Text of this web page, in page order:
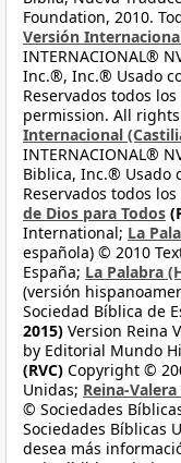
Foundation, 2010.
Versión
INTERNACIONAL®
Inc.®, Inc.® Usado
Reservados todos
permission. All
Internacional
INTERNACIONAL®
Biblica, Inc.® Usado
Reservados todos
de Dios para Todos
International; La
española) © 2010
España; La Palabra
(versión
Sociedad Bíblica de
2015) Version Reina
by Editorial Mundo
(RVC) Copyright ©
Unidas; Reina-Valera
© Sociedades
Sociedades Bíblicas
desea más